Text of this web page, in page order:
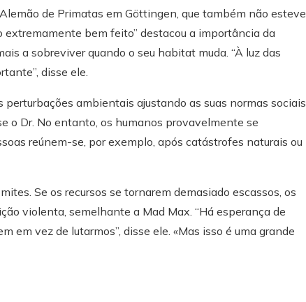
de Primatas em Göttingen, que também não esteve
extremamente bem feito” destacou a importância da
a sobreviver quando o seu habitat muda. “À luz das
disse ele.
ambientais ajustando as suas normas sociais
o Dr. No entanto, os humanos provavelmente se
reúnem-se, por exemplo, após catástrofes naturais ou
Se os recursos se tornarem demasiado escassos, os
violenta, semelhante a Mad Max. “Há esperança de
em vez de lutarmos”, disse ele. «Mas isso é uma grande